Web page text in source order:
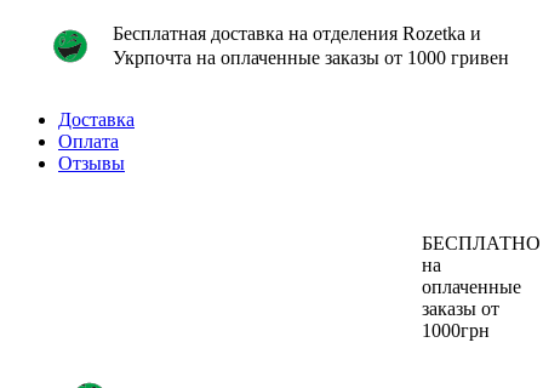
Бесплатная доставка на отделения Rozetka и
Укрпочта на оплаченные заказы от 1000 гривен
Доставка
Оплата
Отзывы
БЕСПЛАТНО
на
оплаченные
заказы от
1000грн